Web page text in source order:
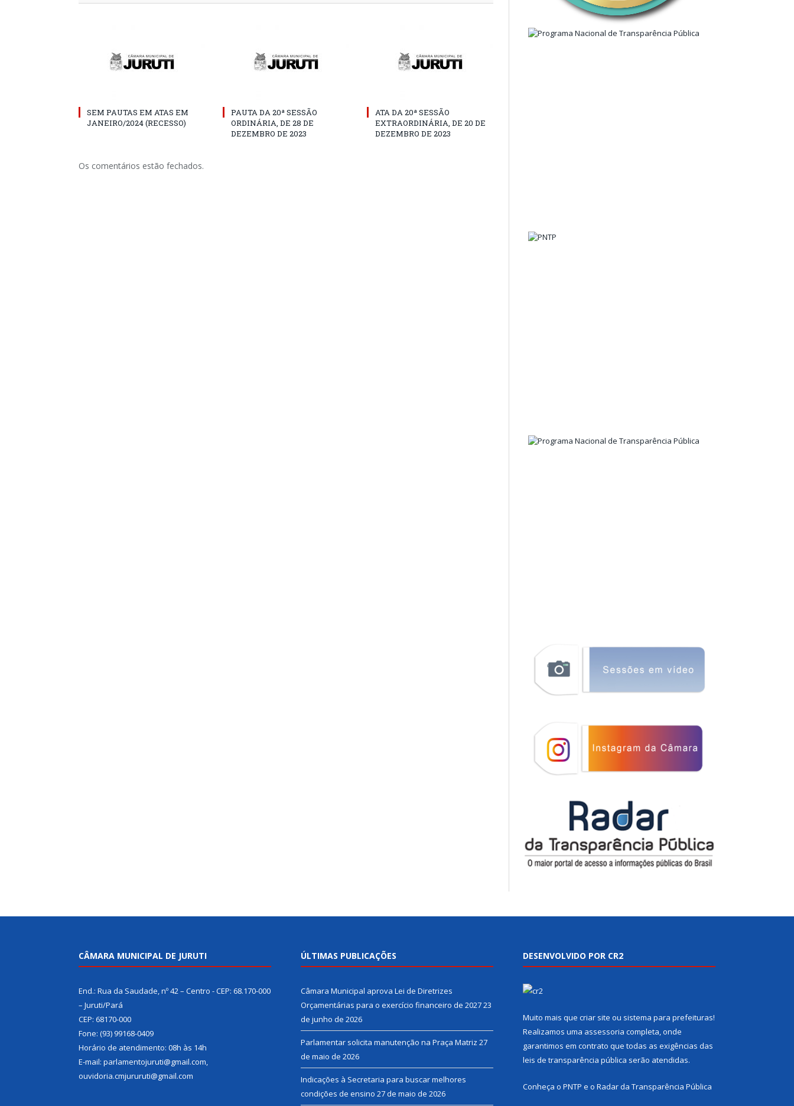
SEM PAUTAS EM ATAS EM
JANEIRO/2024 (RECESSO)
PAUTA DA 20ª SESSÃO
ORDINÁRIA, DE 28 DE
DEZEMBRO DE 2023
ATA DA 20ª SESSÃO
EXTRAORDINÁRIA, DE 20 DE
DEZEMBRO DE 2023
Os comentários estão fechados.
CÂMARA MUNICIPAL DE JURUTI
End.: Rua da Saudade, nº 42 – Centro - CEP: 68.170-000
– Juruti/Pará
CEP: 68170-000
Fone: (93) 99168-0409
Horário de atendimento: 08h às 14h
E-mail: parlamentojuruti@gmail.com,
ouvidoria.cmjururuti@gmail.com
ÚLTIMAS PUBLICAÇÕES
Câmara Municipal aprova Lei de Diretrizes
Orçamentárias para o exercício financeiro de 202723
de junho de 2026
Parlamentar solicita manutenção na Praça Matriz 27
de maio de 2026
Indicações à Secretaria para buscar melhores
condições de ensino 27 de maio de 2026
DESENVOLVIDO POR CR2
Muito mais que criar site ou sistema para prefeituras!
Realizamos uma assessoria completa, onde
garantimos em contrato que todas as exigências das
leis de transparência pública serão atendidas.
Conheça o PNTP e o Radar da Transparência Pública